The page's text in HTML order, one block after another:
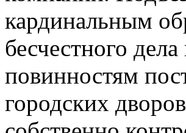
кардинальным
бесчестного
повинностям
городских